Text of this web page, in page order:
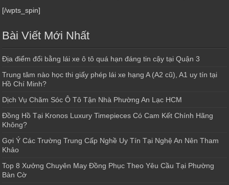
[/wpts_spin]
Bài Viết Mới Nhất
Địa điểm đổi bằng lái xe ô tô quá hạn đáng tin cậy tại Quận 3
Trung tâm nào học thi giấy phép lái xe hạng A (A2 cũ), A1 uy tín tại
Hồ Chí Minh?
Dịch Vụ Chăm Sóc Ô Tô Tận Nhà Phường An Lạc HCM
Đồng Hồ Tại Kronos Luxury Timepieces Có Cam Kết Chính Hãng
Không?
Gợi Ý Các Trường Trung Cấp Nghề Uy Tín Tại Nghệ An Nên Tham
Khảo
Top 8 Xưởng Chuyên May Đồng Phục Theo Yêu Cầu Tại Phường
Bàn Cờ